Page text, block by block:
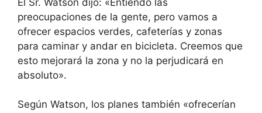
preocupaciones de la gente, pero vamos a
ofrecer espacios verdes, cafeterías y zonas
para caminar y andar en bicicleta. Creemos que
esto mejorará la zona y no la perjudicará en
absoluto».
Según Watson, los planes también «ofrecerían